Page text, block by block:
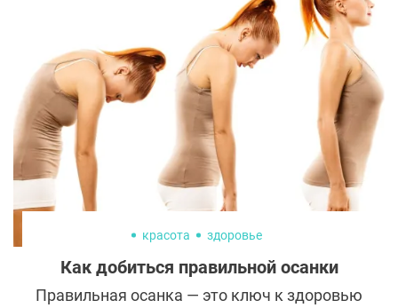
исключение, и тоже зависит от этих
мощных химических сигналов.
красота здоровье
Как добиться правильной осанки
Правильная осанка — это ключ к здоровью